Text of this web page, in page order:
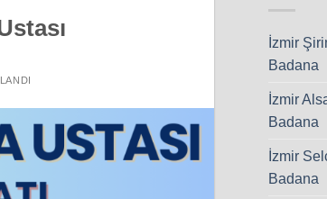
İzmir
Badana
İzmir
Badana
İzmir
Badana